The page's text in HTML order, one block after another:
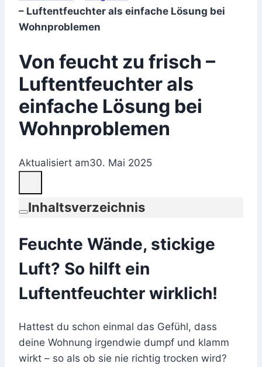
– Luftentfeuchter als einfache Lösung bei
Wohnproblemen
Von feucht zu frisch –
Luftentfeuchter als
einfache Lösung bei
Wohnproblemen
Aktualisiert am30. Mai 2025
Inhaltsverzeichnis
Feuchte Wände, stickige
Luft? So hilft ein
Luftentfeuchter wirklich!
Hattest du schon einmal das Gefühl, dass
deine Wohnung irgendwie dumpf und klamm
wirkt – so als ob sie nie richtig trocken wird?